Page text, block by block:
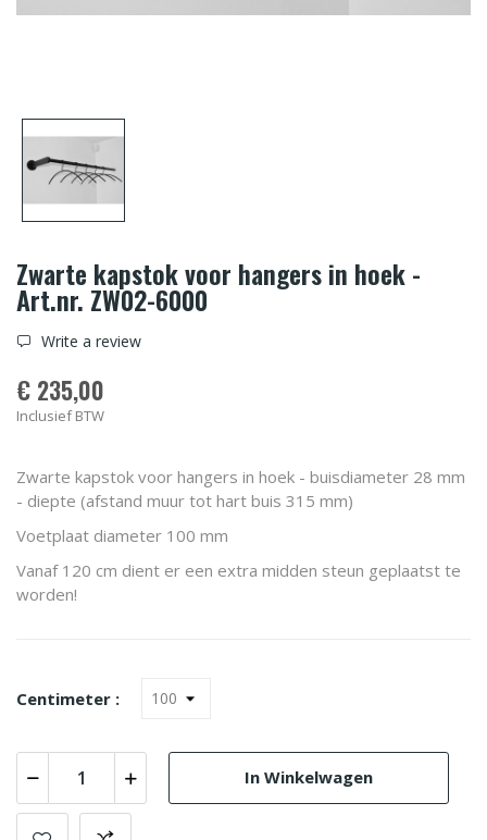
Zwarte kapstok voor hangers in hoek -
Art.nr. ZW02-6000
Write a review
€ 235,00
Inclusief BTW
Zwarte kapstok voor hangers in hoek - buisdiameter 28 mm
- diepte (afstand muur tot hart buis 315 mm)
Voetplaat diameter 100 mm
Vanaf 120 cm dient er een extra midden steun geplaatst te
worden!
Centimeter :
In Winkelwagen